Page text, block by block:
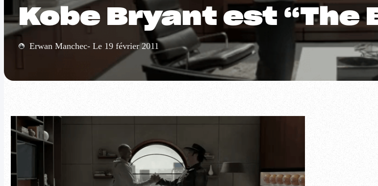
Kobe Bryant est “The
Erwan Manchec- Le 19 février 2011